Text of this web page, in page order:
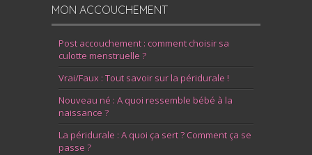
MON ACCOUCHEMENT
Post accouchement : comment choisir sa
culotte menstruelle ?
Vrai/Faux : Tout savoir sur la péridurale !
Nouveau né : A quoi ressemble bébé à la
naissance ?
La péridurale : A quoi ça sert ? Comment ça se
passe ?